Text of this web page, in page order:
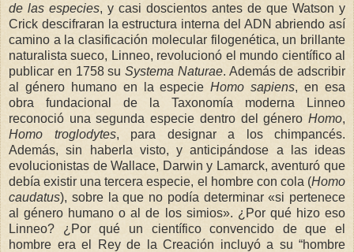
de las especies, y casi doscientos antes de que Watson y
Crick descifraran la estructura interna del ADN abriendo así
camino a la clasificación molecular filogenética, un brillante
naturalista sueco, Linneo, revolucionó el mundo científico al
publicar en 1758 su Systema Naturae. Además de adscribir
al género humano en la especieHomo sapiens, en esa
obra fundacional de la Taxonomía moderna Linneo
reconoció una segunda especie dentro del género Homo,
Homo troglodytes, para designar a los chimpancés.
Además, sin haberla visto, y anticipándose a las ideas
evolucionistas de Wallace, Darwin y Lamarck, aventuró que
debía existir una tercera especie, el hombre con cola (Homo
caudatus), sobre la que no podía determinar «si pertenece
al género humano o al de los simios». ¿Por qué hizo eso
Linneo? ¿Por qué un científico convencido de que el
hombre era el Rey de la Creación incluyó a su “hombre